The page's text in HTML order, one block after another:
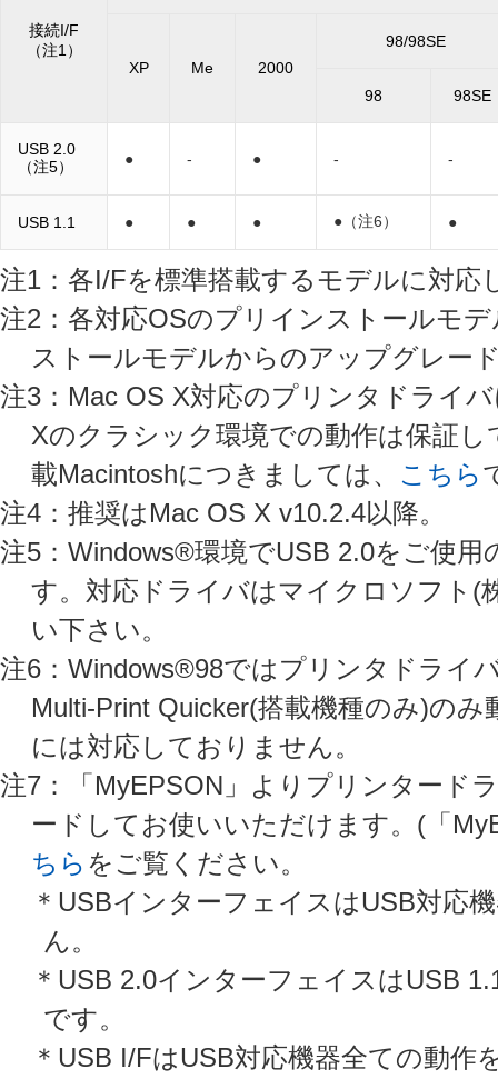
接続I/F
（注1）
XP Me 2000
98/98SE
98 98SE
USB 2.0
（注5）
● - ● - -
USB 1.1 ● ● ● ●（注6） ●
注1：各I/Fを標準搭載するモデルに対応
注2：各対応OSのプリインストールモ
ストールモデルからのアップグレー
注3：Mac OS X対応のプリンタドライ
Xのクラシック環境での動作は保証
載Macintoshにつきましては、 こちら
注4：推奨はMac OS X v10.2.4以降。
注5：Windows®環境でUSB 2.0をご使
す。対応ドライバはマイクロソフト(
い下さい。
注6：Windows®98ではプリンタドライ
Multi-Print Quicker(搭載機種のみ)の
には対応しておりません。
注7：「MyEPSON」よりプリンタード
ードしてお使いいただけます。(「
ちら をご覧ください。
＊USBインターフェイスはUSB対応
ん。
＊USB 2.0インターフェイスはUSB
です。
＊USB I/FはUSB対応機器全ての動